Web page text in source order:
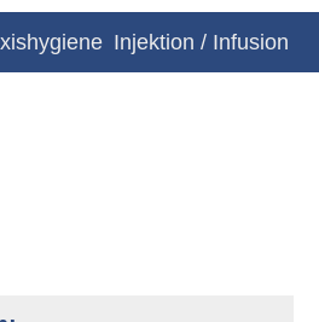
Injektion / Infusion